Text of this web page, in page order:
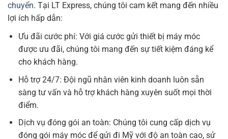
chuyển. Tại LT Express, chúng tôi cam kết mang đến nhiều
lợi ích hấp dẫn:
Ưu đãi cước phí: Với giá cước gửi thiết bị máy móc
được ưu đãi, chúng tôi mang đến sự tiết kiệm đáng kể
cho khách hàng.
Hỗ trợ 24/7: Đội ngũ nhân viên kinh doanh luôn sẵn
sàng tư vấn và hỗ trợ khách hàng xuyên suốt mọi thời
điểm.
Dịch vụ đóng gói an toàn: Chúng tôi cung cấp dịch vụ
đóng gói máy móc để gửi đi Mỹ với độ an toàn cao, sử